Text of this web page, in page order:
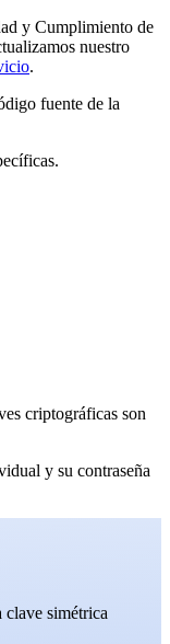
y Cumplimiento de
nuestro
.
fuente de la
criptográficas son
y su contraseña
simétrica